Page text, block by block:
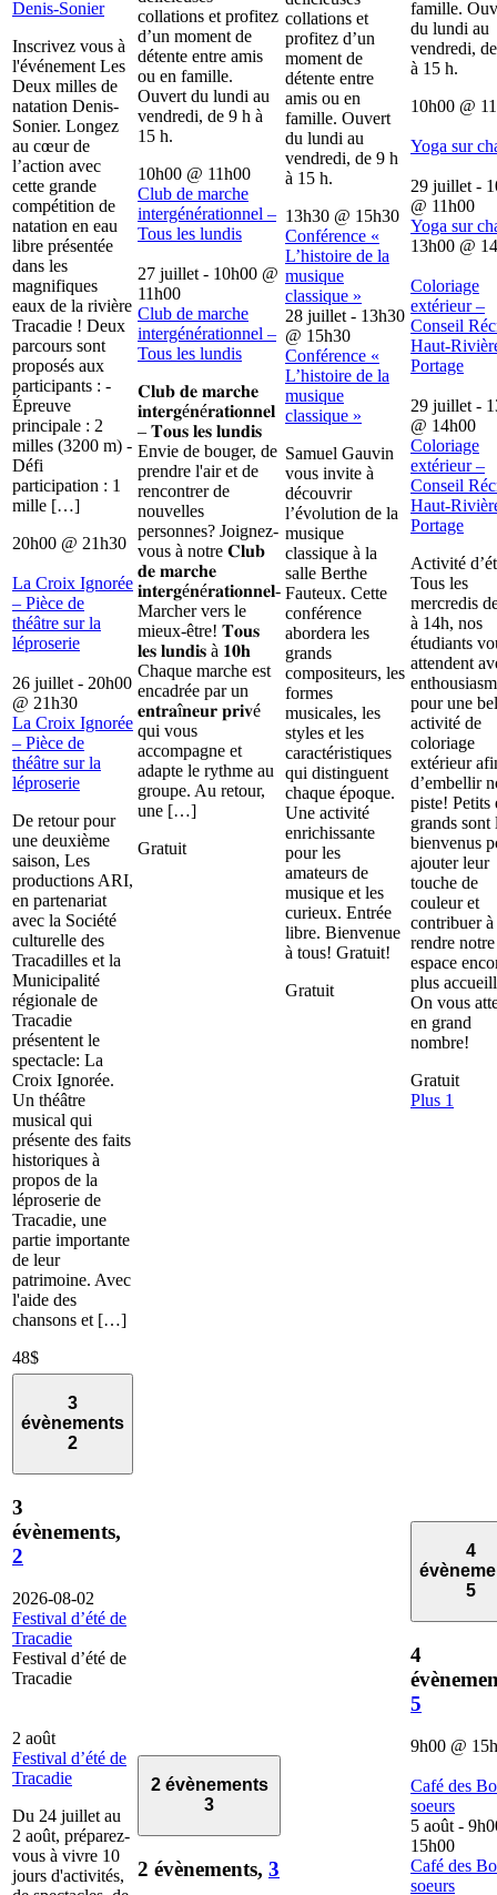
Denis-Sonier
Inscrivez vous à
l'événement Les
Deux milles de
natation Denis-
Sonier. Longez
au cœur de
l’action avec
cette grande
compétition de
natation en eau
libre présentée
dans les
magnifiques
eaux de la rivière
Tracadie ! Deux
parcours sont
proposés aux
participants : -
Épreuve
principale : 2
milles (3200 m) -
Défi
participation : 1
mille […]
20h00 @ 21h30
La Croix Ignorée
– Pièce de
théâtre sur la
léproserie
26 juillet - 20h00
@ 21h30
La Croix Ignorée
– Pièce de
théâtre sur la
léproserie
De retour pour
une deuxième
saison, Les
productions ARI,
en partenariat
avec la Société
culturelle des
Tracadilles et la
Municipalité
régionale de
Tracadie
présentent le
spectacle: La
Croix Ignorée.
Un théâtre
musical qui
présente des faits
historiques à
propos de la
léproserie de
Tracadie, une
partie importante
de leur
patrimoine. Avec
l'aide des
chansons et […]
48$
collations et profitez
d’un moment de
détente entre amis
ou en famille.
Ouvert du lundi au
vendredi, de 9 h à
15 h.
10h00 @ 11h00
Club de marche
intergénérationnel –
Tous les lundis
27 juillet - 10h00 @
11h00
Club de marche
intergénérationnel –
Tous les lundis
𝐂𝐥𝐮𝐛 𝐝𝐞 𝐦𝐚𝐫𝐜𝐡𝐞
𝐢𝐧𝐭𝐞𝐫𝐠é𝐧é𝐫𝐚𝐭𝐢𝐨𝐧𝐧𝐞𝐥
– 𝐓𝐨𝐮𝐬 𝐥𝐞𝐬 𝐥𝐮𝐧𝐝𝐢𝐬
Envie de bouger, de
prendre l'air et de
rencontrer de
nouvelles
personnes? Joignez-
vous à notre 𝐂𝐥𝐮𝐛
𝐝𝐞 𝐦𝐚𝐫𝐜𝐡𝐞
𝐢𝐧𝐭𝐞𝐫𝐠é𝐧é𝐫𝐚𝐭𝐢𝐨𝐧𝐧𝐞𝐥-
Marcher vers le
mieux-être! 𝐓𝐨𝐮𝐬
𝐥𝐞𝐬 𝐥𝐮𝐧𝐝𝐢𝐬 à 𝟏𝟎𝐡
Chaque marche est
encadrée par un
𝐞𝐧𝐭𝐫𝐚î𝐧𝐞𝐮𝐫 𝐩𝐫𝐢𝐯é
qui vous
accompagne et
adapte le rythme au
groupe. Au retour,
une […]
Gratuit
collations et
profitez d’un
moment de
détente entre
amis ou en
famille. Ouvert
du lundi au
vendredi, de 9 h
à 15 h.
13h30 @ 15h30
Conférence «
L’histoire de la
musique
classique »
28 juillet - 13h30
@ 15h30
Conférence «
L’histoire de la
musique
classique »
Samuel Gauvin
vous invite à
découvrir
l’évolution de la
musique
classique à la
salle Berthe
Fauteux. Cette
conférence
abordera les
grands
compositeurs, les
formes
musicales, les
styles et les
caractéristiques
qui distinguent
chaque époque.
Une activité
enrichissante
pour les
amateurs de
musique et les
curieux. Entrée
libre. Bienvenue
à tous! Gratuit!
Gratuit
famille.
du lundi au
vendredi,
à 15 h.
10h00 @
Yoga sur
29 juillet -
@ 11h00
Yoga sur
13h00 @
Coloriage
extérieur –
Conseil
Haut-
Portage
29 juillet -
@ 14h00
Coloriage
extérieur –
Conseil
Haut-
Portage
Activité
Tous les
mercredis
à 14h, nos
étudiants
attendent
pour une
activité de
coloriage
extérieur
d’embellir
piste! Petits
grands sont
bienvenus
ajouter leur
touche de
couleur et
contribuer à
rendre notre
espace
plus
On vous
en grand
nombre!
Gratuit
Plus 1
3
évènements
2
3
évènements,
2
2026-08-02
Festival d’été de
Tracadie
Festival d’été de
Tracadie
2 août
Festival d’été de
Tracadie
Du 24 juillet au
2 août, préparez-
vous à vivre 10
jours d'activités,
2 évènements
3
2 évènements, 3
4
5
4
5
9h00 @
Café des
soeurs
5 août -
15h00
Café des
soeurs